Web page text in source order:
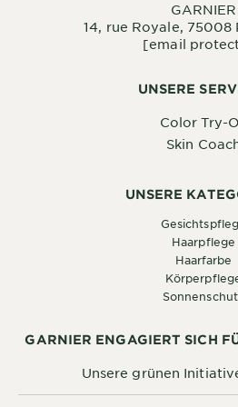
UNSERE
Color Try-
Skin
UNSERE
Haarpflege
Haarfarbe
GARNIER ENGAGIERT SICH
Unsere grünen
GARNIER
14, rue Royale, 75008
[email